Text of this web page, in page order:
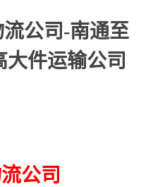
公司-南通至
件运输公司
公司